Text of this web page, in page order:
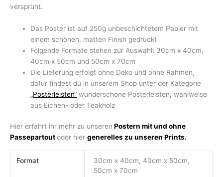
versprüht.
Das Poster ist auf 250g unbeschichtetem Papier mit
einem schönen, matten Finish gedruckt
Folgende Formate stehen zur Auswahl: 30cm x 40cm,
40cm x 50cm und 50cm x 70cm
Die Lieferung erfolgt ohne Deko und ohne Rahmen,
dafür findest du in unserem Shop unter der Kategorie
„Posterleisten“ wunderschöne Posterleisten, wahlweise
aus Eichen- oder Teakholz
Hier erfahrt ihr mehr zu unseren Postern mit und ohne
Passepartoutoder hier generelles zu unseren Prints.
Format
30cm x 40cm, 40cm x 50cm,
50cm x 70cm